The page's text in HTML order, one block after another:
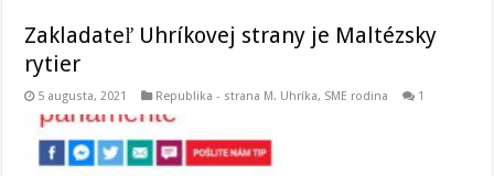
Zakladateľ Uhríkovej strany je Maltézsky
rytier
5 augusta, 2021 Republika - strana M. Uhríka, SME rodina 1